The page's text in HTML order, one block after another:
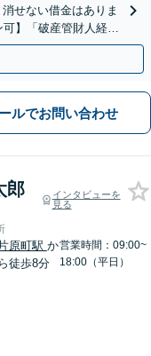
せない借金はありま
】「破産管財人経験
ルでお問い合わせ
郎
インタビューを
見る
片原町駅 か
ら徒歩8分
営業時間：09:00~
18:00（平日）